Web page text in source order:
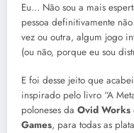
Eu… Não sou a mais
pessoa definitivamente
vez ou outra, algum jogo
(ou não, porque eu sou
E foi desse jeito que
inspirado pelo livro “A
poloneses da Ovid Works
Games, para todas as